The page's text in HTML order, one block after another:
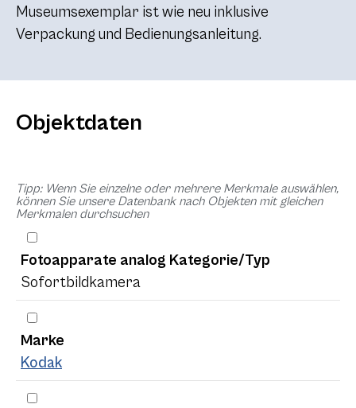
Museumsexemplar ist wie neu inklusive
Verpackung und Bedienungsanleitung.
Objektdaten
Tipp: Wenn Sie einzelne oder mehrere Merkmale auswählen,
können Sie unsere Datenbank nach Objekten mit gleichen
Merkmalen durchsuchen
Fotoapparate analog Kategorie/Typ
Sofortbildkamera
Marke
Kodak